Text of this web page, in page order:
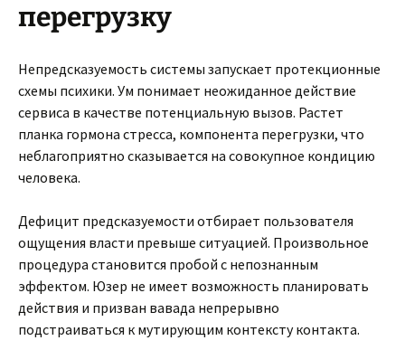
перегрузку
Непредсказуемость системы запускает протекционные
схемы психики. Ум понимает неожиданное действие
сервиса в качестве потенциальную вызов. Растет
планка гормона стресса, компонента перегрузки, что
неблагоприятно сказывается на совокупное кондицию
человека.
Дефицит предсказуемости отбирает пользователя
ощущения власти превыше ситуацией. Произвольное
процедура становится пробой с непознанным
эффектом. Юзер не имеет возможность планировать
действия и призван вавада непрерывно
подстраиваться к мутирующим контексту контакта.